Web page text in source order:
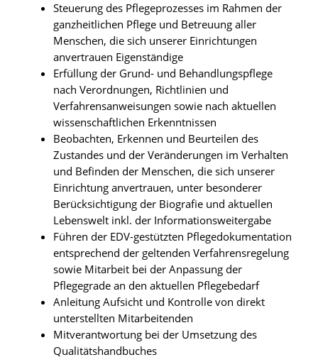
Steuerung des Pflegeprozesses im Rahmen der
ganzheitlichen Pflege und Betreuung aller
Menschen, die sich unserer Einrichtungen
anvertrauen Eigenständige
Erfüllung der Grund- und Behandlungspflege
nach Verordnungen, Richtlinien und
Verfahrensanweisungen sowie nach aktuellen
wissenschaftlichen Erkenntnissen
Beobachten, Erkennen und Beurteilen des
Zustandes und der Veränderungen im Verhalten
und Befinden der Menschen, die sich unserer
Einrichtung anvertrauen, unter besonderer
Berücksichtigung der Biografie und aktuellen
Lebenswelt inkl. der Informationsweitergabe
Führen der EDV-gestützten Pflegedokumentation
entsprechend der geltenden Verfahrensregelung
sowie Mitarbeit bei der Anpassung der
Pflegegrade an den aktuellen Pflegebedarf
Anleitung Aufsicht und Kontrolle von direkt
unterstellten Mitarbeitenden
Mitverantwortung bei der Umsetzung des
Qualitätshandbuches